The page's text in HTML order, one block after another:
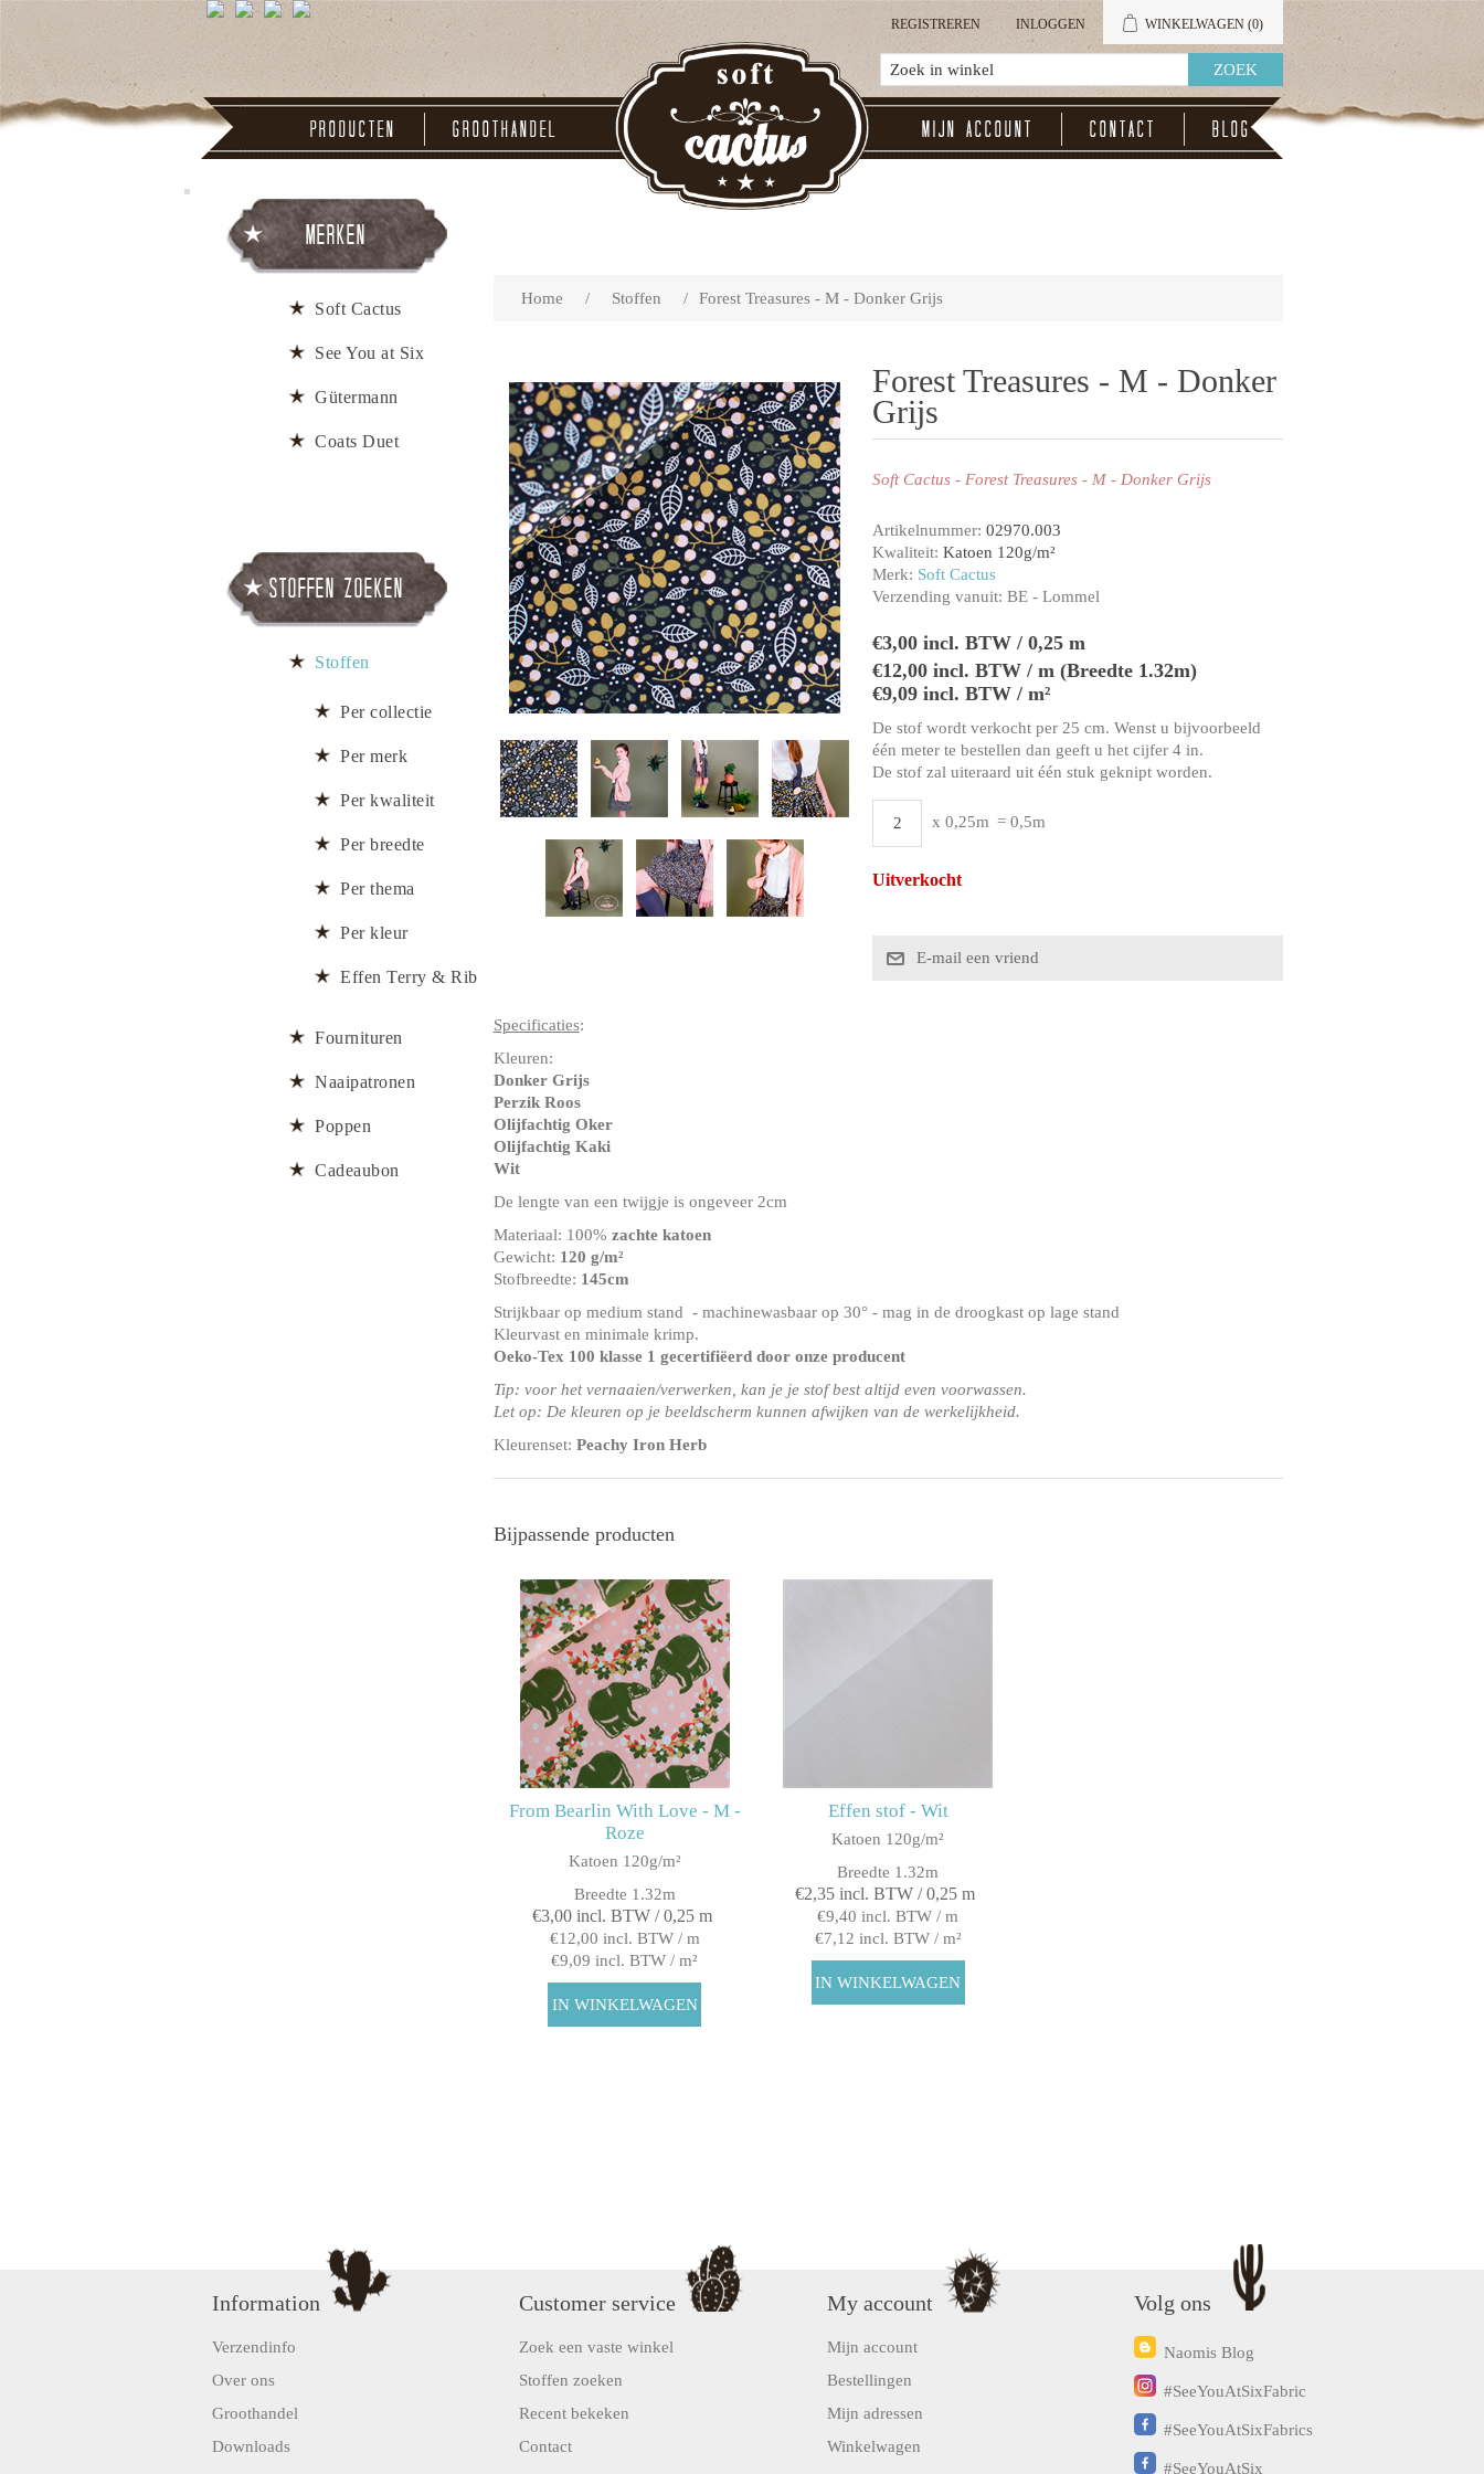
REGISTREREN INLOGGEN WINKELWAGEN (0)
Producten Groothandel Mijn account Contact Blog
Home / Stoffen / Forest Treasures - M - Donker Grijs
Forest Treasures - M - Donker
Grijs
Soft Cactus - Forest Treasures - M - Donker Grijs
Artikelnummer: 02970.003
Kwaliteit: Katoen 120g/m²
Merk: Soft Cactus
Verzending vanuit: BE - Lommel
€3,00 incl. BTW / 0,25 m
€12,00 incl. BTW / m (Breedte 1.32m)
€9,09 incl. BTW / m²
De stof wordt verkocht per 25 cm. Wenst u bijvoorbeeld
één meter te bestellen dan geeft u het cijfer 4 in.
De stof zal uiteraard uit één stuk geknipt worden.
x 0,25m = 0,5m
Uitverkocht
Specificaties:
Kleuren:
Donker Grijs
Perzik Roos
Olijfachtig Oker
Olijfachtig Kaki
Wit
De lengte van een twijgje is ongeveer 2cm
Materiaal: 100% zachte katoen
Gewicht: 120 g/m²
Stofbreedte: 145cm
Strijkbaar op medium stand - machinewasbaar op 30° - mag in de droogkast op lage stand
Kleurvast en minimale krimp.
Oeko-Tex 100 klasse 1 gecertifiëerd door onze producent
Tip: voor het vernaaien/verwerken, kan je je stof best altijd even voorwassen.
Let op: De kleuren op je beeldscherm kunnen afwijken van de werkelijkheid.
Kleurenset: Peachy Iron Herb
Bijpassende producten
From Bearlin With Love - M -
Roze
Katoen 120g/m²
Breedte 1.32m
€3,00 incl. BTW / 0,25 m
€12,00 incl. BTW / m
€9,09 incl. BTW / m²
Effen stof - Wit
Katoen 120g/m²
Breedte 1.32m
€2,35 incl. BTW / 0,25 m
€9,40 incl. BTW / m
€7,12 incl. BTW / m²
Merken
Soft Cactus
See You at Six
Gütermann
Coats Duet
Stoffen zoeken
Stoffen
Per collectie
Per merk
Per kwaliteit
Per breedte
Per thema
Per kleur
Effen Terry & Rib
Fournituren
Naaipatronen
Poppen
Cadeaubon
Information
Verzendinfo
Over ons
Groothandel
Downloads
Customer service
Zoek een vaste winkel
Stoffen zoeken
Recent bekeken
Contact
My account
Mijn account
Bestellingen
Mijn adressen
Winkelwagen
Volg ons
Naomis Blog
#SeeYouAtSixFabric
#SeeYouAtSixFabrics
#SeeYouAtSix